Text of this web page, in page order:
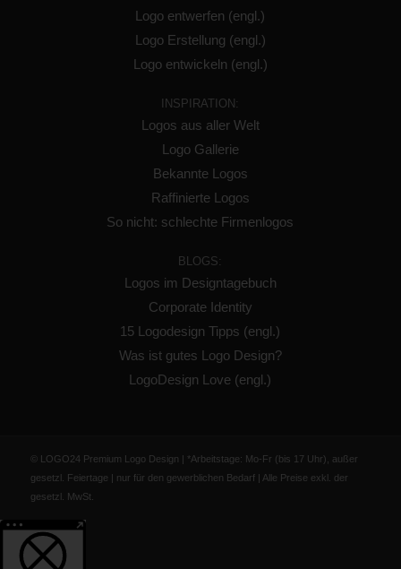
Logo entwerfen (engl.)
Logo Erstellung (engl.)
Logo entwickeln (engl.)
INSPIRATION:
Logos aus aller Welt
Logo Gallerie
Bekannte Logos
Raffinierte Logos
So nicht: schlechte Firmenlogos
BLOGS:
Logos im Designtagebuch
Corporate Identity
15 Logodesign Tipps (engl.)
Was ist gutes Logo Design?
LogoDesign Love (engl.)
© LOGO24 Premium Logo Design | *Arbeitstage: Mo-Fr (bis 17 Uhr), außer
gesetzl. Feiertage | nur für den gewerblichen Bedarf | Alle Preise exkl. der
gesetzl. MwSt.
Weitere Informationen über den gesperrten Inhalt.